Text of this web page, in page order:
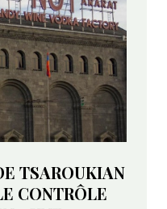
TSAROUKIAN
CONTRÔLE